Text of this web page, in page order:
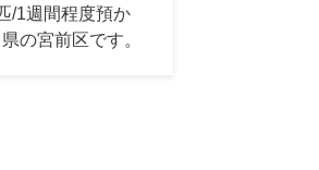
/1週間程度預か
の宮前区です。